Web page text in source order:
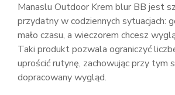
Manaslu Outdoor Krem blur BB jest
przydatny w codziennych sytuacjach:
mało czasu, a wieczorem chcesz
Taki produkt pozwala ograniczyć
uprościć rutynę, zachowując przy tym
dopracowany wygląd.